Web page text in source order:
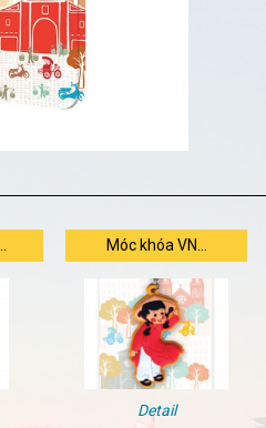
Móc khóa VN...
Detail